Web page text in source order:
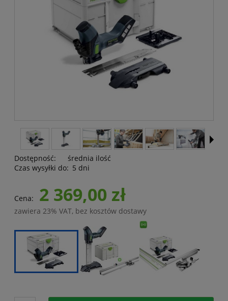
Dostępność:
średnia ilość
Czas wysyłki do: 5 dni
Cena: 2 369,00 zł
zawiera 23% VAT, bez kosztów dostawy